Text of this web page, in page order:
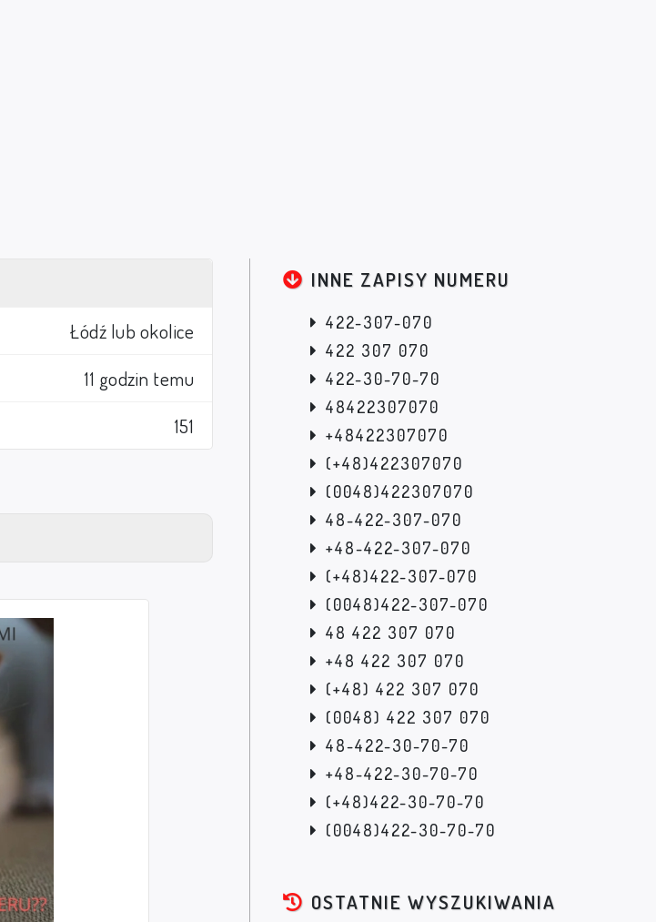
Łódź lub okolice
11 godzin temu
151
INNE ZAPISY NUMERU
422-307-070
422 307 070
422-30-70-70
48422307070
+48422307070
(+48)422307070
(0048)422307070
48-422-307-070
+48-422-307-070
(+48)422-307-070
(0048)422-307-070
48 422 307 070
+48 422 307 070
(+48) 422 307 070
(0048) 422 307 070
48-422-30-70-70
+48-422-30-70-70
(+48)422-30-70-70
(0048)422-30-70-70
OSTATNIE WYSZUKIWANIA